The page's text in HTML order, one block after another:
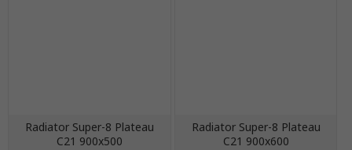
Radiator Super-8 Plateau
C21 900x500
Radiator Super-8 Plateau
C21 900x600